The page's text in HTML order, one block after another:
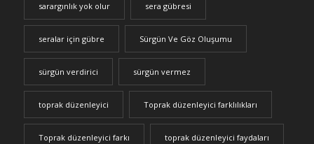
sarargınlık yok olur sera gübresi
seralar için gübre Sürgün Ve Göz Oluşumu
sürgün verdirici sürgün vermez
toprak düzenleyici Toprak düzenleyici farklılıkları
Toprak düzenleyici farkı toprak düzenleyici faydaları